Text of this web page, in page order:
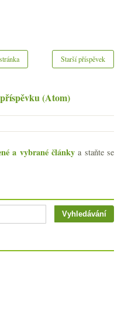
Starší příspěvek
(Atom)
a vybrané články a staňte se